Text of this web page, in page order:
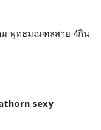
ม พุทธมณฑลสาย 4กิน
sexy